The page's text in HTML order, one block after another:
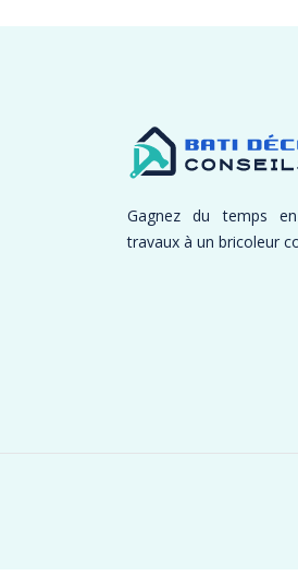
Gagnez du temps
travaux à un bricoleur